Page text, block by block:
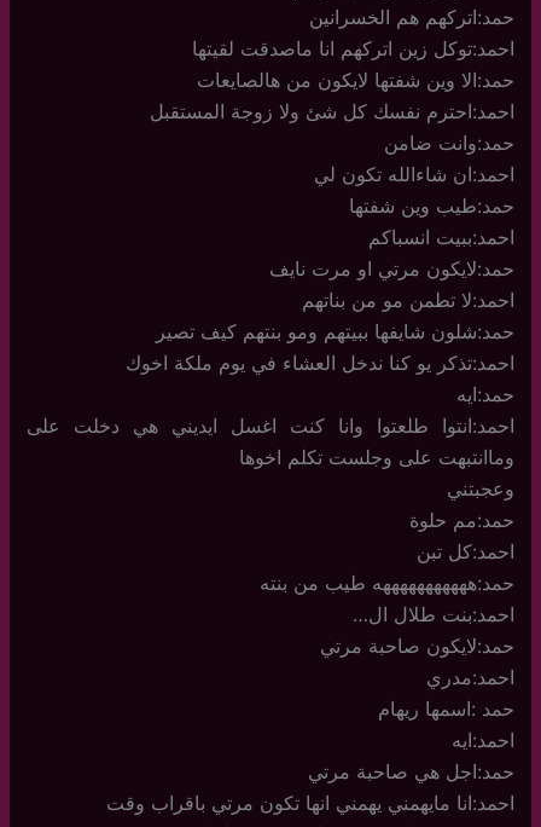
حمد:اتركهم هم الخسرانين
احمد:توكل زين اتركهم انا ماصدقت لقيتها
حمد:الا وين شفتها لايكون من هالصايعات
احمد:احترم نفسك كل شئ ولا زوجة المستقبل
حمد:وانت ضامن
احمد:ان شاءالله تكون لي
حمد:طيب وين شفتها
احمد:ببيت انسباكم
حمد:لايكون مرتي او مرت نايف
احمد:لا تطمن مو من بناتهم
حمد:شلون شايفها ببيتهم ومو بنتهم كيف تصير
احمد:تذكر يو كنا ندخل العشاء في يوم ملكة اخوك
حمد:ايه
احمد:انتوا طلعتوا وانا كنت اغسل ايديني هي دخلت على
وماانتبهت على وجلست تكلم اخوها
وعجبتني
حمد:مم حلوة
احمد:كل تبن
حمد:هههههههههههه طيب من بنته
احمد:بنت طلال ال…
حمد:لايكون صاحبة مرتي
احمد:مدري
حمد :اسمها ريهام
احمد:ايه
حمد:اجل هي صاحبة مرتي
احمد:انا مايهمني يهمني انها تكون مرتي باقراب وقت